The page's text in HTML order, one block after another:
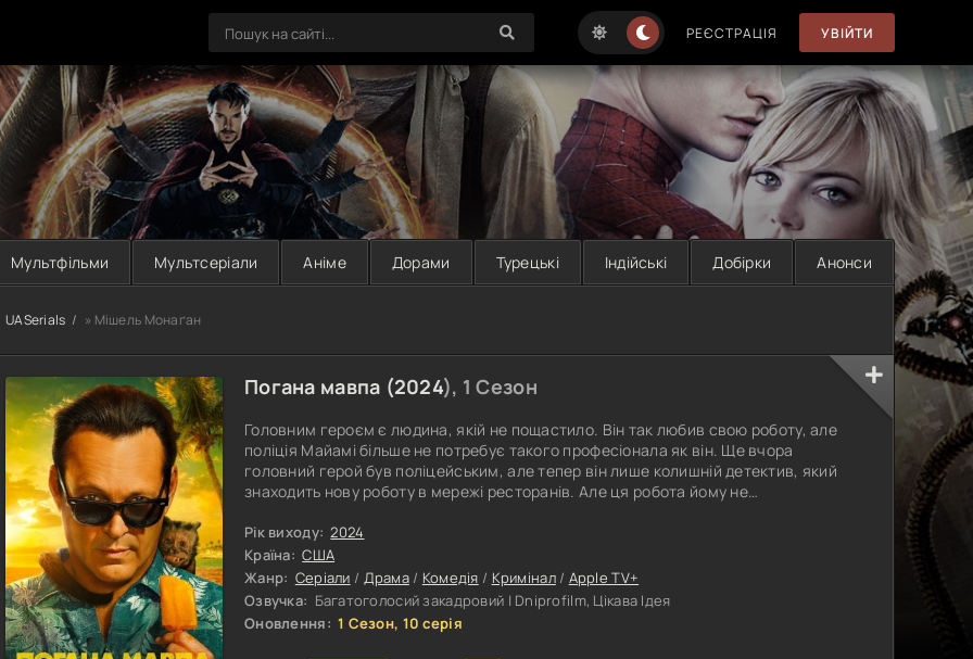
РЕЄСТРАЦІЯ УВІЙТИ
Мультфільми Мультсеріали Аніме Дорами Турецькі Індійські Добірки Анонси
UASerials » Мішель Монаґан
Погана мавпа (2024), 1 Сезон
Головним героєм є людина, якій не пощастило. Він так любив свою роботу, але
поліція Майамі більше не потребує такого професіонала як він. Ще вчора
головний герой був поліцейським, але тепер він лише колишній детектив, який
знаходить нову роботу в мережі ресторанів. Але ця робота йому не
він може зробити? Але якщо ви думаєте, що цьому екс-копу тільки й
залишилося, що розводити руками та охати, то ви дуже помиляєтеся.
Рік виходу: 2024
Країна: США
Жанр: Серіали / Драма/ Комедія / Кримінал/ Apple TV+
Озвучка: Багатоголосий закадровий | Dniprofilm, Цікава Ідея
Оновлення: 1 Сезон, 10 серія